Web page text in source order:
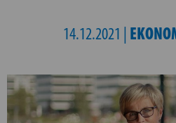
14.12.2021 |